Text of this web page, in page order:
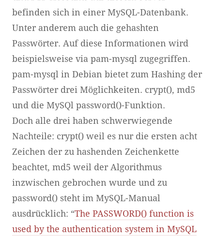
befinden sich in einer MySQL-Datenbank.
Unter anderem auch die gehashten
Passwörter. Auf diese Informationen wird
beispielsweise via pam-mysql zugegriffen.
pam-mysql in Debian bietet zum Hashing der
Passwörter drei Möglichkeiten. crypt(), md5
und die MySQl password()-Funktion.
Doch alle drei haben schwerwiegende
Nachteile: crypt() weil es nur die ersten acht
Zeichen der zu hashenden Zeichenkette
beachtet, md5 weil der Algorithmus
inzwischen gebrochen wurde und zu
password() steht im MySQL-Manual
ausdrücklich: “The PASSWORD() function is
used by the authentication system in MySQL